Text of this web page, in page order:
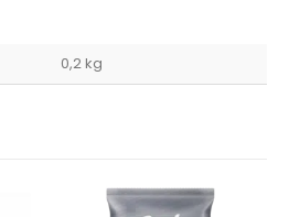
0,2 kg